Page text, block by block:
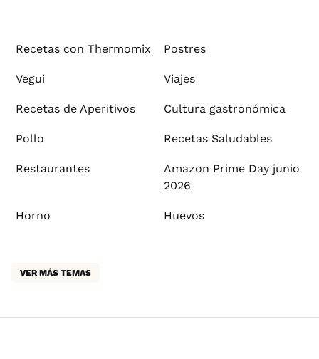
Recetas con Thermomix Postres
Vegui Viajes
Recetas de Aperitivos Cultura gastronómica
Pollo Recetas Saludables
Restaurantes
Amazon Prime Day junio
2026
Horno Huevos
VER MÁS TEMAS